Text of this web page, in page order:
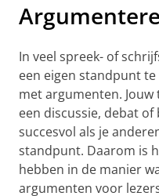
In veel spreek- of
een eigen standpunt
met argumenten.
een discussie, debat
succesvol als je
standpunt. Daarom is
hebben in de manier
argumenten voor